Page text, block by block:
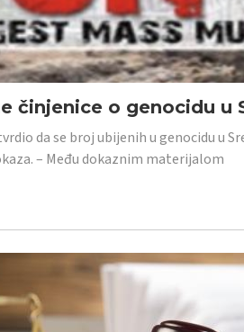
činjenice o genocidu u
da se broj ubijenih u genocidu u
– Među dokaznim materijalom